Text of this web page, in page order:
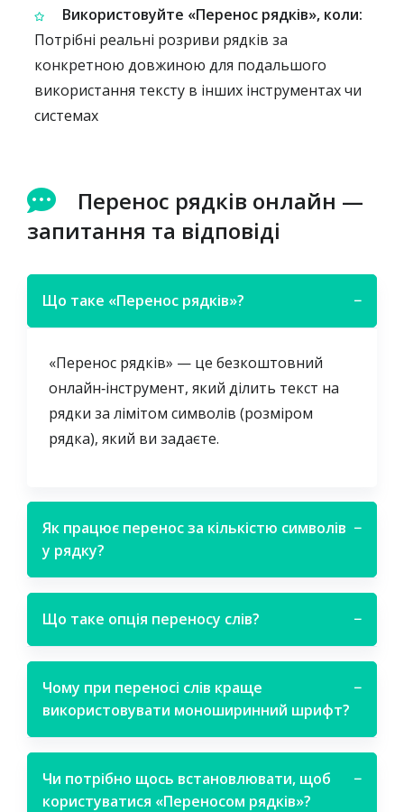
Використовуйте «Перенос рядків», коли:
Потрібні реальні розриви рядків за
конкретною довжиною для подальшого
використання тексту в інших інструментах чи
системах
Перенос рядків онлайн —
запитання та відповіді
Що таке «Перенос рядків»? −
«Перенос рядків» — це безкоштовний
онлайн‑інструмент, який ділить текст на
рядки за лімітом символів (розміром
рядка), який ви задаєте.
Як працює перенос за кількістю символів
у рядку?
−
Що таке опція переносу слів? −
Чому при переносі слів краще
використовувати моноширинний шрифт?
−
Чи потрібно щось встановлювати, щоб
користуватися «Переносом рядків»?
−